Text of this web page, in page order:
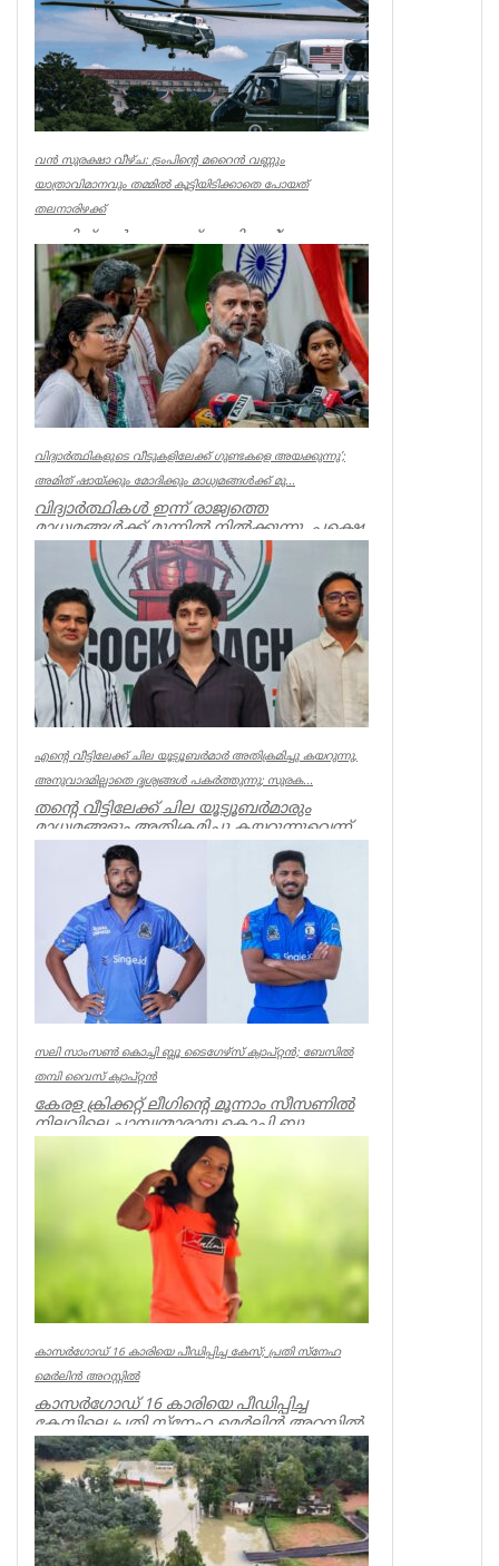
വൻ സുരക്ഷാ വീഴ്ച: ട്രംപിന്റെ മറൈൻ വണ്ണും
യാത്രാവിമാനവും തമ്മിൽ കൂട്ടിയിടിക്കാതെ പോയത്
തലനാരിഴക്ക്
വാഷിങ്ടൺ: യു.എസ് പ്രസിഡന്റ്
ഡോണൾഡ് ട്രംപിന്റെ ഔദ്യോഗിക
ഹെലികോപ്റ്ററായ 'മറൈൻ വൺ’,
വാഷിങ്ടണിലെ റൊണാൾഡ...
World
വിദ്യാര്‍ത്ഥികളുടെ വീടുകളിലേക്ക് ഗുണ്ടകളെ അയക്കുന്നു’;
അമിത് ഷായ്ക്കും മോദിക്കും മാധ്യമങ്ങള്‍ക്ക് മു...
വിദ്യാർത്ഥികൾ ഇന്ന് രാജ്യത്തെ
മാധ്യമങ്ങൾക്ക് മുന്നിൽ നിൽക്കുന്നു, പക്ഷെ
അമിത് ഷാ ക്കും, മോദിക്കും ധ...
എന്റെ വീട്ടിലേക്ക് ചില യൂട്യൂബർമാർ അതിക്രമിച്ചു കയറുന്നു,
അനുവാദമില്ലാതെ ദൃശ്യങ്ങൾ പകർത്തുന്നു; സുരക...
തന്റെ വീട്ടിലേക്ക് ചില യൂട്യൂബർമാരും
മാധ്യമങ്ങളും അതിക്രമിച്ചു കയറുന്നുവെന്ന്
പരാതിയുമായി സൗരവ്ദാസ്...
സലി സാംസണ്‍ കൊച്ചി ബ്ലൂ ടൈഗേഴ്‌സ് ക്യാപ്റ്റന്‍; ബേസില്‍
തമ്പി വൈസ് ക്യാപ്റ്റന്‍
കേരള ക്രിക്കറ്റ് ലീഗിന്റെ മൂന്നാം സീസണില്‍
നിലവിലെ ചാമ്പ്യന്മാരായ കൊച്ചി ബ്ലൂ
ടൈഗേഴ്‌സിന്റെ ക്യാപ്റ...
കാസർഗോഡ് 16 കാരിയെ പീഡിപ്പിച്ച കേസ്; പ്രതി സ്നേഹ
മെർലിൻ അറസ്റ്റിൽ
കാസർഗോഡ് 16 കാരിയെ പീഡിപ്പിച്ച
കേസിലെ പ്രതി സ്നേഹ മെർലിൻ അറസ്റ്റിൽ.
തളിപ്പറമ്പ്, പുളിപ്പറമ്പ് സ്വദേ...
Kerala